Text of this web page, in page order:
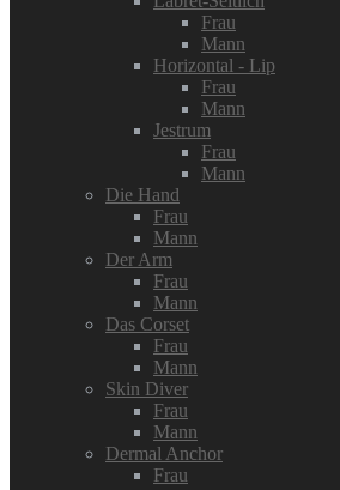
Frau
Mann
Horizontal - Lip
Frau
Mann
Jestrum
Frau
Mann
Die Hand
Frau
Mann
Der Arm
Frau
Mann
Das Corset
Frau
Mann
Skin Diver
Frau
Mann
Dermal Anchor
Frau